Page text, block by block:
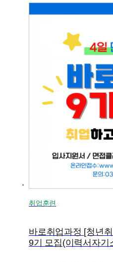
취업훈련
바로취업과정 [청년
9기 모집(이력서자기